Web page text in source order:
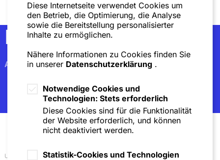
Newsletter
Abonnieren
Unsere Standorte
Diese Internetseite verwendet Cookies um
den Betrieb, die Optimierung, die Analyse
sowie die Bereitstellung personalisierter
Inhalte zu ermöglichen.
Nähere Informationen zu Cookies finden Sie
in unserer Datenschutzerklärung .
Notwendige Cookies und
Technologien: Stets erforderlich
Diese Cookies sind für die Funktionalität
der Website erforderlich, und können
nicht deaktiviert werden.
Statistik-Cookies und Technologien